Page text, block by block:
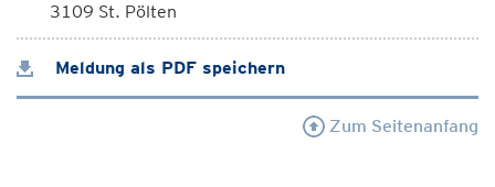
3109 St. Pölten
Meldung als PDF speichern
Zum Seitenanfang